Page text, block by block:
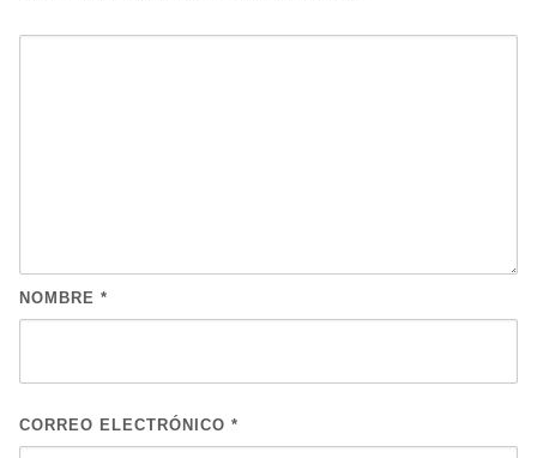
NOMBRE *
CORREO ELECTRÓNICO *